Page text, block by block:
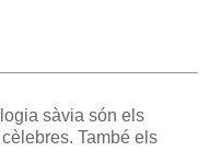
sàvia són els
També els